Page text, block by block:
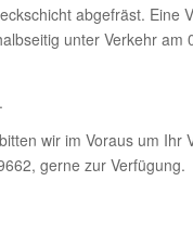
abgefräst. Eine
unter Verkehr am
wir im Voraus um Ihr
gerne zur Verfügung.